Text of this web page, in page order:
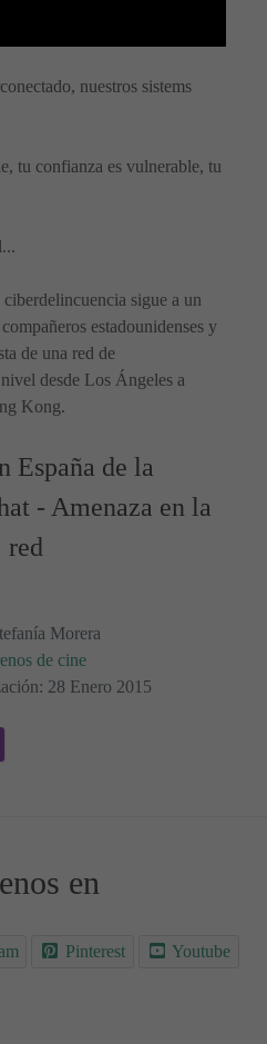
nuestros sistems
tu confianza es vulnerable, tu
sigue a un
estadounidenses y
de una red de
desde Los Ángeles a
Kong.
España de la
- Amenaza en la
red
Morera
de cine
28 Enero 2015
Un héroe fuera del agua
Project Almanac - Estrenos de Cine
en
Pinterest Youtube